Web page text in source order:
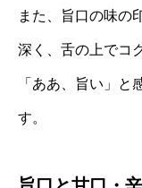
また、旨口の味の
深く、舌の上でコ
「ああ、旨い」
す。